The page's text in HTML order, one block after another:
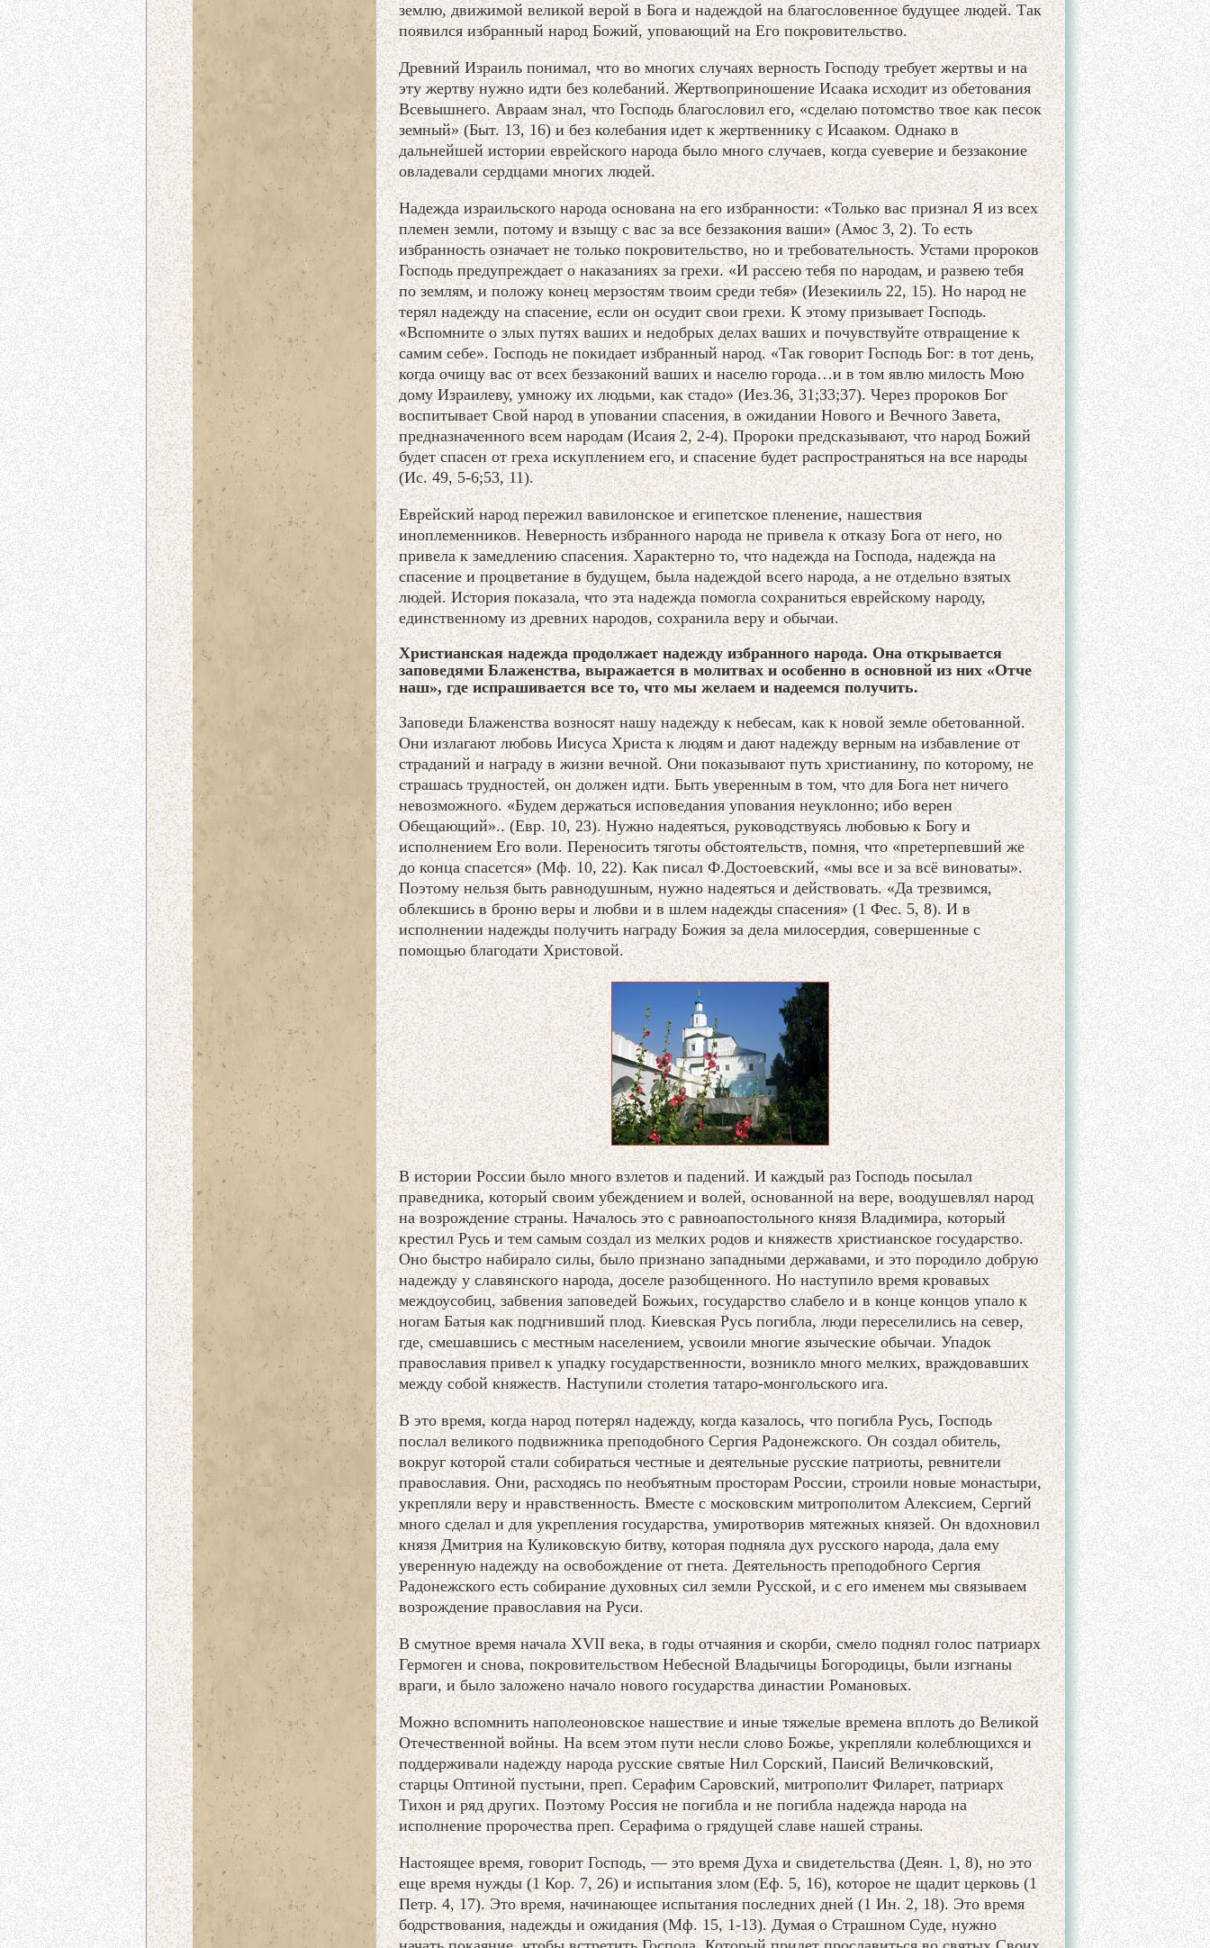
землю, движимой великой верой в Бога и надеждой на благословенное будущее людей. Так
появился избранный народ Божий, уповающий на Его покровительство.
Древний Израиль понимал, что во многих случаях верность Господу требует жертвы и на
эту жертву нужно идти без колебаний. Жертвоприношение Исаака исходит из обетования
Всевышнего. Авраам знал, что Господь благословил его, «сделаю потомство твое как песок
земный» (Быт. 13, 16) и без колебания идет к жертвеннику с Исааком. Однако в
дальнейшей истории еврейского народа было много случаев, когда суеверие и беззаконие
овладевали сердцами многих людей.
Надежда израильского народа основана на его избранности: «Только вас признал Я из всех
племен земли, потому и взыщу с вас за все беззакония ваши» (Амос 3, 2). То есть
избранность означает не только покровительство, но и требовательность. Устами пророков
Господь предупреждает о наказаниях за грехи. «И рассею тебя по народам, и развею тебя
по землям, и положу конец мерзостям твоим среди тебя» (Иезекииль 22, 15). Но народ не
терял надежду на спасение, если он осудит свои грехи. К этому призывает Господь.
«Вспомните о злых путях ваших и недобрых делах ваших и почувствуйте отвращение к
самим себе». Господь не покидает избранный народ. «Так говорит Господь Бог: в тот день,
когда очищу вас от всех беззаконий ваших и населю города…и в том явлю милость Мою
дому Израилеву, умножу их людьми, как стадо» (Иез.36, 31;33;37). Через пророков Бог
воспитывает Свой народ в уповании спасения, в ожидании Нового и Вечного Завета,
предназначенного всем народам (Исаия 2, 2-4). Пророки предсказывают, что народ Божий
будет спасен от греха искуплением его, и спасение будет распространяться на все народы
(Ис. 49, 5-6;53, 11).
Еврейский народ пережил вавилонское и египетское пленение, нашествия
иноплеменников. Неверность избранного народа не привела к отказу Бога от него, но
привела к замедлению спасения. Характерно то, что надежда на Господа, надежда на
спасение и процветание в будущем, была надеждой всего народа, а не отдельно взятых
людей. История показала, что эта надежда помогла сохраниться еврейскому народу,
единственному из древних народов, сохранила веру и обычаи.
Христианская надежда продолжает надежду избранного народа. Она открывается
заповедями Блаженства, выражается в молитвах и особенно в основной из них «Отче
наш», где испрашивается все то, что мы желаем и надеемся получить.
Заповеди Блаженства возносят нашу надежду к небесам, как к новой земле обетованной.
Они излагают любовь Иисуса Христа к людям и дают надежду верным на избавление от
страданий и награду в жизни вечной. Они показывают путь христианину, по которому, не
страшась трудностей, он должен идти. Быть уверенным в том, что для Бога нет ничего
невозможного. «Будем держаться исповедания упования неуклонно; ибо верен
Обещающий».. (Евр. 10, 23). Нужно надеяться, руководствуясь любовью к Богу и
исполнением Его воли. Переносить тяготы обстоятельств, помня, что «претерпевший же
до конца спасется» (Мф. 10, 22). Как писал Ф.Достоевский, «мы все и за всё виноваты».
Поэтому нельзя быть равнодушным, нужно надеяться и действовать. «Да трезвимся,
облекшись в броню веры и любви и в шлем надежды спасения» (1 Фес. 5, 8). И в
исполнении надежды получить награду Божия за дела милосердия, совершенные с
помощью благодати Христовой.
В истории России было много взлетов и падений. И каждый раз Господь посылал
праведника, который своим убеждением и волей, основанной на вере, воодушевлял народ
на возрождение страны. Началось это с равноапостольного князя Владимира, который
крестил Русь и тем самым создал из мелких родов и княжеств христианское государство.
Оно быстро набирало силы, было признано западными державами, и это породило добрую
надежду у славянского народа, доселе разобщенного. Но наступило время кровавых
междоусобиц, забвения заповедей Божьих, государство слабело и в конце концов упало к
ногам Батыя как подгнивший плод. Киевская Русь погибла, люди переселились на север,
где, смешавшись с местным населением, усвоили многие языческие обычаи. Упадок
православия привел к упадку государственности, возникло много мелких, враждовавших
между собой княжеств. Наступили столетия татаро-монгольского ига.
В это время, когда народ потерял надежду, когда казалось, что погибла Русь, Господь
послал великого подвижника преподобного Сергия Радонежского. Он создал обитель,
вокруг которой стали собираться честные и деятельные русские патриоты, ревнители
православия. Они, расходясь по необъятным просторам России, строили новые монастыри,
укрепляли веру и нравственность. Вместе с московским митрополитом Алексием, Сергий
много сделал и для укрепления государства, умиротворив мятежных князей. Он вдохновил
князя Дмитрия на Куликовскую битву, которая подняла дух русского народа, дала ему
уверенную надежду на освобождение от гнета. Деятельность преподобного Сергия
Радонежского есть собирание духовных сил земли Русской, и с его именем мы связываем
возрождение православия на Руси.
В смутное время начала XVII века, в годы отчаяния и скорби, смело поднял голос патриарх
Гермоген и снова, покровительством Небесной Владычицы Богородицы, были изгнаны
враги, и было заложено начало нового государства династии Романовых.
Можно вспомнить наполеоновское нашествие и иные тяжелые времена вплоть до Великой
Отечественной войны. На всем этом пути несли слово Божье, укрепляли колеблющихся и
поддерживали надежду народа русские святые Нил Сорский, Паисий Величковский,
старцы Оптиной пустыни, преп. Серафим Саровский, митрополит Филарет, патриарх
Тихон и ряд других. Поэтому Россия не погибла и не погибла надежда народа на
исполнение пророчества преп. Серафима о грядущей славе нашей страны.
Настоящее время, говорит Господь, — это время Духа и свидетельства (Деян. 1, 8), но это
еще время нужды (1 Кор. 7, 26) и испытания злом (Еф. 5, 16), которое не щадит церковь (1
Петр. 4, 17). Это время, начинающее испытания последних дней (1 Ин. 2, 18). Это время
бодрствования, надежды и ожидания (Мф. 15, 1-13). Думая о Страшном Суде, нужно